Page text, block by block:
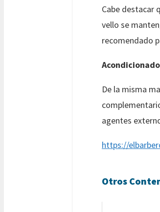
Cabe destacar
vello se
recomendado
De la misma
agentes
https://
Otros